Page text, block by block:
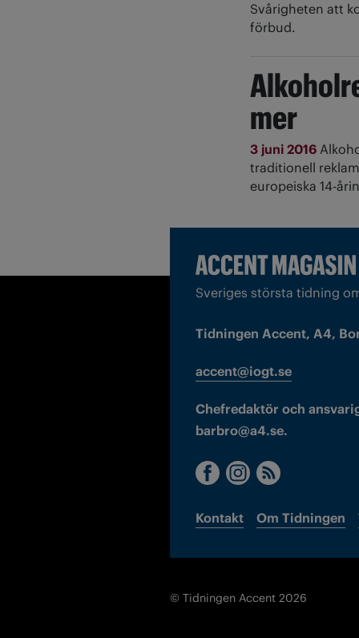
Svårigheten att
förbud.
mer
3 juni 2016
traditionell
europeiska 14-
Sveriges största tidning
Tidningen Accent, A4,
accent@iogt.se
Chefredaktör och
barbro@a4.se.
Kontakt Om Tidningen
© Tidningen Accent 2026